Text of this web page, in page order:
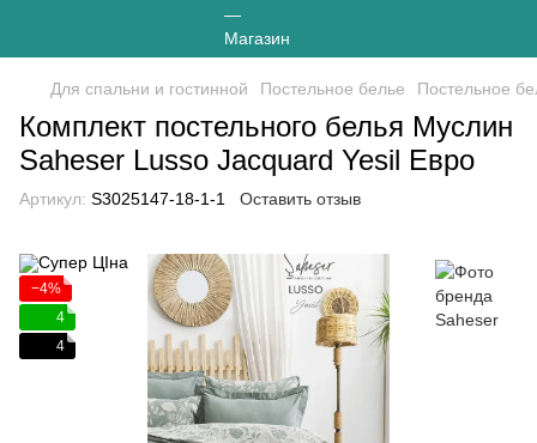
Для спальни и гостинной Постельное белье Постельное
Комплект постельного белья Муслин
Saheser Lusso Jacquard Yesil Евро
Артикул: S3025147-18-1-1 Оставить отзыв
−4%
4
4